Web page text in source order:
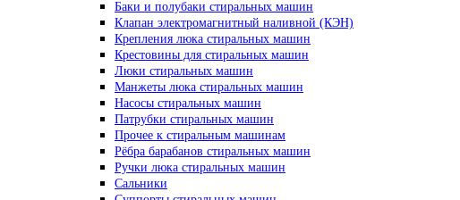
Баки и полубаки стиральных машин
Клапан электромагнитный наливной (КЭН)
Крепления люка стиральных машин
Крестовины для стиральных машин
Люки стиральных машин
Манжеты люка стиральных машин
Насосы стиральных машин
Патрубки стиральных машин
Прочее к стиральным машинам
Рёбра барабанов стиральных машин
Ручки люка стиральных машин
Сальники